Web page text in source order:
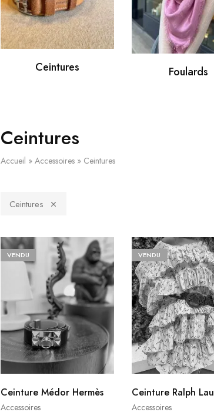
Ceintures Foulards
Ceintures
Accueil » Accessoires» Ceintures
Ceintures
VENDU
Accessoires
Ceinture Médor Hermès
VENDU
Accessoires
Ceinture Ralph